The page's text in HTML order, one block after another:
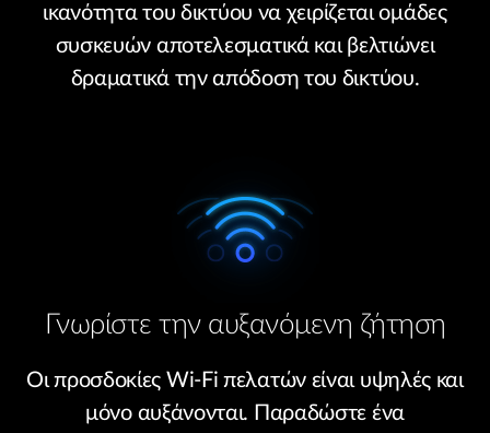
ικανότητα του δικτύου να χειρίζεται ομάδες
συσκευών αποτελεσματικά και βελτιώνει
δραματικά την απόδοση του δικτύου.
Γνωρίστε την αυξανόμενη ζήτηση
Οι προσδοκίες Wi-Fi πελατών είναι υψηλές και
μόνο αυξάνονται. Παραδώστε ένα